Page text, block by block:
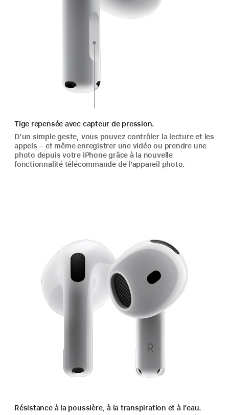
Tige repensée avec capteur de pression.
D’un simple geste, vous pouvez contrôler la lecture et les
appels – et même enregistrer une vidéo ou prendre une
photo depuis votre iPhone grâce à la nouvelle
fonctionnalité télécom­mande de l’appa­reil photo.
Résistance à la poussière, à la transpiration et à l’eau.